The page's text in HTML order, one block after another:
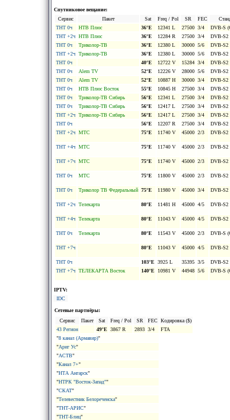
Спутниковое вещание:
Сервис
Пакет Sat Freq / Pol SR FEC
ТНТ 0ч
НТВ Плюс 36°E 12341 L 27500 3/4
DVB-S
ТНТ +2ч НТВ Плюс 36°E 12284 R 27500 3/4
DVB-S2
ТНТ 0ч
Триколор-ТВ 36°E 12380 L 30000 5/6
DVB-S2
ТНТ +2ч Триколор-ТВ 36°E 12380 L 30000 5/6
DVB-S2
ТНТ 0ч
40°E 12722 V 15284 3/4
DVB-S2
ТНТ 0ч
Alem TV 52°E 12226 V 28000 5/6
DVB-S2
ТНТ 0ч
Alem TV 52°E 10887 H 30000 3/4
DVB-S2
ТНТ 0ч
НТВ Плюс Восток 55°E 10845 H 27500 3/4
DVB-S2
ТНТ 0ч
Триколор-ТВ Сибирь 56°E 12341 L 27500 3/4
DVB-S2
ТНТ 0ч
Триколор-ТВ Сибирь 56°E 12417 L 27500 3/4
DVB-S2
ТНТ +2ч Триколор-ТВ Сибирь 56°E 12417 L 27500 3/4
DVB-S2
ТНТ 0ч
56°E 12207 R 27500 3/4
DVB-S2
ТНТ +2ч МТС 75°E 11740 V 45000 2/3 DVB-S2
ТНТ +4ч МТС 75°E 11740 V 45000 2/3 DVB-S2
ТНТ +7ч МТС 75°E 11740 V 45000 2/3 DVB-S2
ТНТ 0ч МТС 75°E 11800 V 45000 2/3 DVB-S2
ТНТ 0ч Триколор ТВ Федеральный 75°E 11980 V 45000 3/4 DVB-S2
ТНТ +2ч Телекарта 80°E 11481 H 45000 4/5 DVB-S2
ТНТ +4ч Телекарта 80°E 11043 V 45000 4/5 DVB-S2
ТНТ 0ч Телекарта 80°E 11543 V 45000 2/3 DVB-S
ТНТ +7ч 80°E 11043 V 45000 4/5 DVB-S2
ТНТ 0ч 103°E 3925 L 35395 3/5
DVB-S2
ТНТ +7ч ТЕЛЕКАРТА Восток 140°E 10981 V 44948 5/6 DVB-S
IPTV:
IDC
Сетевые партнёры:
Сервис
Пакет Sat Freq / Pol SR FEC Кодировка ($)
43 Регион
49°E 3867 R 2893 3/4
FTA
"8 канал (Армавир)"
"Ариг Ус"
"АСТВ"
"Канал 7+"
"НТА Ангарск"
"НТРК "Восток-Запад""
"СКАТ"
"Телевестник Белореченска"
"ТНТ-АРИС"
"ТНТ-Блиц"